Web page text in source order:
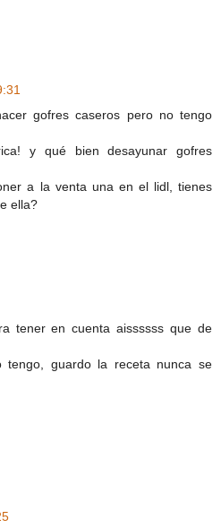
gofres caseros pero no tengo
y qué bien desayunar gofres
a la venta una en el lidl, tienes
ella?
tener en cuenta aissssss que de
tengo, guardo la receta nunca se